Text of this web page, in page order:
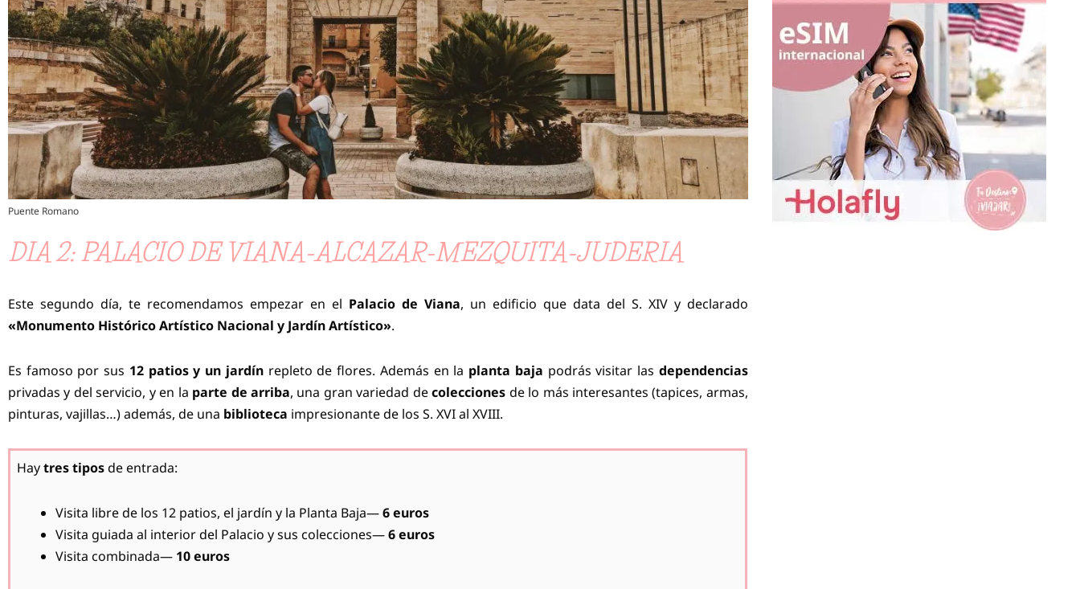
Puente Romano
DIA 2: PALACIO DE VIANA-ALCAZAR-MEZQUITA-JUDERIA
Este segundo día, te recomendamos empezar en el Palacio de Viana, un edificio que data del S. XIV y declarado
«Monumento Histórico Artístico Nacional y Jardín Artístico».
Es famoso por sus 12 patios y un jardínrepleto de flores. Además en la planta baja podrás visitar las dependencias
privadas y del servicio, y en la parte de arriba, una gran variedad decolecciones de lo más interesantes (tapices, armas,
pinturas, vajillas…) además, de una biblioteca impresionante de los S. XVI al XVIII.
Haytres tiposde entrada:
Visita libre de los 12 patios, el jardín y la Planta Baja—6 euros
Visita guiada al interior del Palacio y sus colecciones—6 euros
Visita combinada— 10 euros